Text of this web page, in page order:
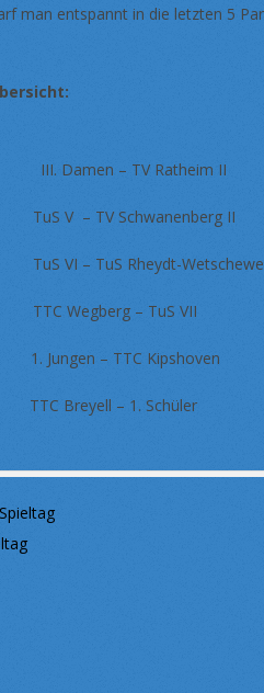
man entspannt in die letzten 5
III. Damen – TV
TuS V – TV
VI – TuS Rheydt-
TTC Wegberg –
Jungen – TTC
Breyell – 1.